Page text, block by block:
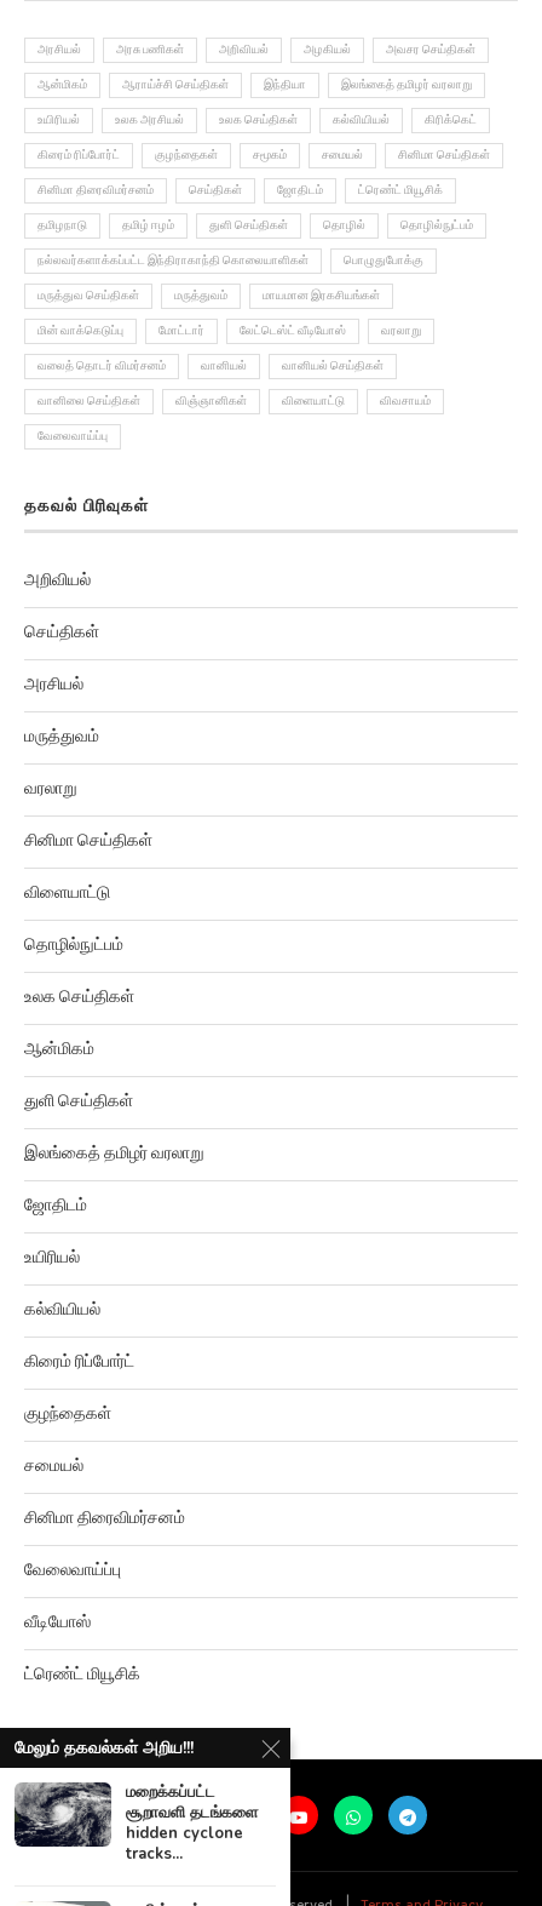
அரசியல் அரசு பணிகள் அறிவியல் அழகியல் அவசர செய்திகள்
ஆன்மிகம் ஆராய்ச்சி செய்திகள் இந்தியா இலங்கைத் தமிழர் வரலாறு
உயிரியல் உலக அரசியல் உலக செய்திகள் கல்வியியல் கிரிக்கெட்
கிரைம் ரிப்போர்ட் குழந்தைகள் சமூகம் சமையல் சினிமா செய்திகள்
சினிமா திரைவிமர்சனம் செய்திகள் ஜோதிடம் ட்ரெண்ட் மியூசிக்
தமிழநாடு தமிழ் ஈழம் துளி செய்திகள் தொழில் தொழில்நுட்பம்
நல்லவர்களாக்கப்பட்ட இந்திராகாந்தி கொலையாளிகள் பொழுதுபோக்கு
மருத்துவ செய்திகள் மருத்துவம் மாயமான இரகசியங்கள்
மின் வாக்கெடுப்பு மோட்டார் லேட்டெஸ்ட் வீடியோஸ் வரலாறு
வலைத் தொடர் விமர்சனம் வானியல் வானியல் செய்திகள்
வானிலை செய்திகள் விஞ்ஞானிகள் விளையாட்டு விவசாயம்
வேலைவாய்ப்பு
தகவல் பிரிவுகள்
அறிவியல்
செய்திகள்
அரசியல்
மருத்துவம்
வரலாறு
சினிமா செய்திகள்
விளையாட்டு
தொழில்நுட்பம்
உலக செய்திகள்
ஆன்மிகம்
துளி செய்திகள்
இலங்கைத் தமிழர் வரலாறு
ஜோதிடம்
உயிரியல்
கல்வியியல்
கிரைம் ரிப்போர்ட்
குழந்தைகள்
சமையல்
சினிமா திரைவிமர்சனம்
வேலைவாய்ப்பு
வீடியோஸ்
ட்ரெண்ட் மியூசிக்
மேலும் தகவல்கள் அறிய!!!
மறைக்கப்பட்ட
சூறாவளி தடங்களை
hidden cyclone
tracks...